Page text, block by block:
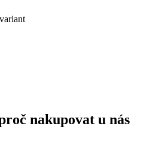
nakupovat u nás